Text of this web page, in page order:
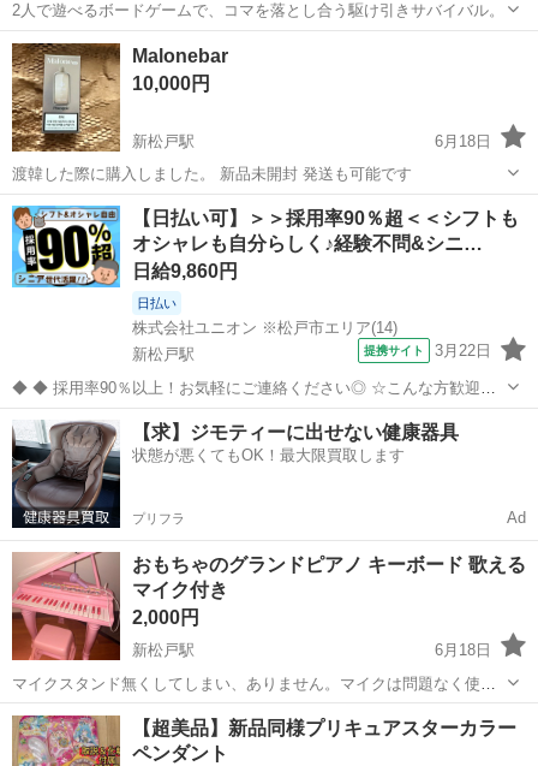
2人で遊べるボードゲームで、コマを落とし合う駆け引きサバイバル。
千葉 松戸市
Malonebar
10,000円
新松戸駅
6月18日
渡韓した際に購入しました。 新品未開封 発送も可能です
千葉 松戸市 新松戸駅 おもちゃ
【日払い可】＞＞採用率90％超＜＜シフトも
オシャレも自分らしく♪経験不問&シニ…
日給9,860円
日払い
株式会社ユニオン ※松戸市エリア(14)
新松戸駅
提携サイト 3月22日
◆ ◆ 採用率90％以上！お気軽にご連絡ください◎ ☆こんな方歓迎で
す☆「年齢を理由に他社さんで断られた」「希望条件と合わなかっ
た」 皆様が快適に働けるよう、可能な限り調整いたします！ 自分らし
く働こう♪ 髪色髪型自由...
千葉 松戸市 新松戸駅
【求】ジモティーに出せない健康器具
状態が悪くてもOK！最大限買取します
プリフラ Ad
おもちゃのグランドピアノ キーボード 歌える
マイク付き
2,000円
新松戸駅
6月18日
マイクスタンド無くしてしまい、ありません。マイクは問題なく使え
ます。 椅子の真ん中にビビが入ってます。 あとは小さな汚れや傷があ
るので、ご理解ある方にお願いいたします。 ・動作確認済 ・弾いた音
は録音 再生できます ・歌え...
千葉 松戸市 新松戸駅 おもちゃ マイク
【超美品】新品同様プリキュアスターカラー
ペンダント